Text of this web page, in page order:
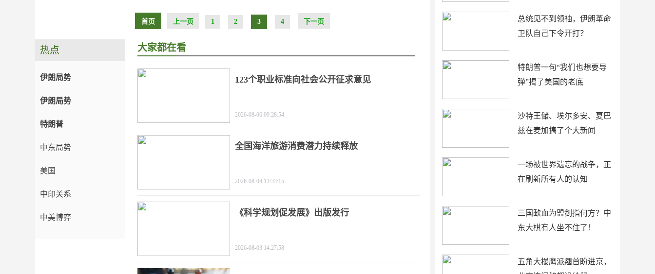
首页 上一页 1 2 3 4 下一页
总统见不到领袖，伊朗革命
卫队自己下令开打？
特朗普一句“我们也想要导
弹”揭了美国的老底
沙特王储、埃尔多安、夏巴
兹在麦加搞了个大新闻
一场被世界遗忘的战争，正
在刷新所有人的认知
三国歃血为盟剑指何方？中
东大棋有人坐不住了！
五角大楼鹰派翘首盼进京，
热点
伊朗局势
伊朗局势
特朗普
中东局势
美国
中印关系
中美博弈
大家都在看
123个职业标准向社会公开征求意见
2026-08-06 09:28:54
全国海洋旅游消费潜力持续释放
2026-08-04 13:33:15
《科学规划促发展》出版发行
2026-08-03 14:27:58